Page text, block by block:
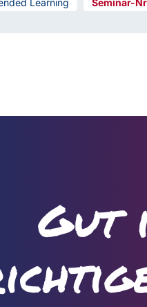
Learning
Gut